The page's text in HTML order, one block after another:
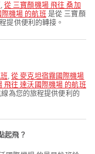
, 從 三寶顏機場 飛往 桑加
機場 的航班 是從 三寶顏
提供便利的轉接。
,從 麥克坦宿霧國際機場
飛往 達沃國際機場 的航班
為您的旅程提供便利的
起飛？